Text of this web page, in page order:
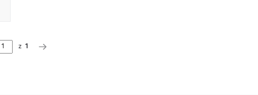
z 1